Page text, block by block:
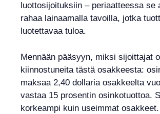
luottosijoituksiin – periaatteessa se
rahaa lainaamalla tavoilla, jotka
luotettavaa tuloa.
Mennään pääsyyn, miksi sijoittajat
kiinnostuneita tästä osakkeesta:
maksaa 2,40 dollaria osakkeelta
vastaa 15 prosentin osinkotuottoa.
korkeampi kuin useimmat